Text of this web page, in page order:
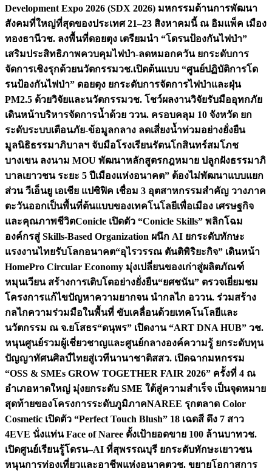
Development Expo 2026 (SDX 2026) มหกรรมด้านการพัฒนา
สังคมที่ใหญ่ที่สุดของประเทศ 21–23 สิงหาคมนี้ ณ อิมแพ็ค เมือง
ทองธานีวช. ลงพื้นที่ดอยตุง เตรียมนำ “โดรนป้องกันไฟป่า”
เสริมประสิทธิภาพควบคุมไฟป่า-ลดหมอกควัน ยกระดับการ
จัดการเชิงรุกด้วยนวัตกรรมวช.เปิดต้นแบบ “ศูนย์ปฏิบัติการโด
รนป้องกันไฟป่า” ดอยตุง ยกระดับการจัดการไฟป่าและฝุ่น
PM2.5 ด้วยวิจัยและนวัตกรรมวช. โชว์ผลงานวิจัยรับมืออุทกภัย
เดินหน้าบริหารจัดการน้ำด้วย ววน. ครอบคลุม 10 จังหวัด ยก
ระดับระบบเตือนภัย-ข้อมูลกลาง ลดเสี่ยงน้ำท่วมอย่างยั่งยืน
มูลนิธิธรรมาภิบาลฯ จับมือโรงเรียนรัตนโกสินทร์สมโภช
บางเขน ลงนาม MOU พัฒนาหลักสูตรกฎหมาย ปลูกฝังธรรมาภิ
บาลเยาวชน ระยะ 5 ปีเมืองแห่งอนาคต” ต้องไม่พัฒนาแบบแยก
ส่วน วีเอ็นยู เอเชีย แปซิฟิค เชื่อม 3 อุตสาหกรรมสำคัญ วางภาค
ตะวันออกเป็นพื้นที่ต้นแบบของเทคโนโลยีเพื่อเมือง เศรษฐกิจ
และคุณภาพชีวิตConicle เปิดตัว “Conicle Skills” พลิกโฉม
องค์กรสู่ Skills-Based Organization ผนึก AI ยกระดับทักษะ
แรงงานไทยรับโลกอนาคต“อุไรวรรณ ตันติพิริยะกิจ” เดินหน้า
HomePro Circular Economy มุ่งเปลี่ยนของเก่าสู่ผลิตภัณฑ์
หมุนเวียน สร้างการเติบโตอย่างยั่งยืน“ยศชนัน” ตรวจเยี่ยมชม
โครงการแก้ไขปัญหาความยากจน นำกลไก อววน. ร่วมสร้าง
กลไกความร่วมมือในพื้นที่ ขับเคลื่อนด้วยเทคโนโลยีและ
นวัตกรรม ณ จ.ยโสธร“ดนุพร” เปิดงาน “ART DNA HUB” วช.
หนุนศูนย์รวมผู้เชี่ยวชาญและศูนย์กลางองค์ความรู้ ยกระดับทุน
ปัญญาทัศนศิลป์ไทยสู่เวทีนานาชาติสสว. เปิดฉากมหกรรม
“OSS & SMEs GROW TOGETHER FAIR 2026” ครั้งที่ 4 ณ
อำเภอหาดใหญ่ มุ่งยกระดับ SME ใต้สู่ความสำเร็จ เป็นจุดหมาย
สุดท้ายของโครงการระดับภูมิภาคNAREE รุกตลาด Color
Cosmetic เปิดตัว “Perfect Touch Blush” 18 เฉดสี ดึง 7 สาว
4EVE นั่งแท่น Face of Naree ตั้งเป้ายอดขาย 100 ล้านบาทวช.
เปิดศูนย์เรียนรู้โดรน–AI ที่สุพรรณบุรี ยกระดับทักษะเยาวชน
หนุนการท่องเที่ยวและอาชีพแห่งอนาคตวช. ขยายโอกาสการ